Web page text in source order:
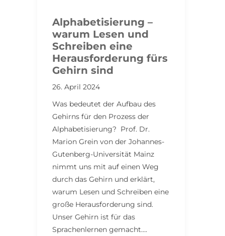
Alphabetisierung –
warum Lesen und
Schreiben eine
Herausforderung fürs
Gehirn sind
26. April 2024
Was bedeutet der Aufbau des
Gehirns für den Prozess der
Alphabetisierung? Prof. Dr.
Marion Grein von der Johannes-
Gutenberg-Universität Mainz
nimmt uns mit auf einen Weg
durch das Gehirn und erklärt,
warum Lesen und Schreiben eine
große Herausforderung sind.
Unser Gehirn ist für das
Sprachenlernen gemacht….